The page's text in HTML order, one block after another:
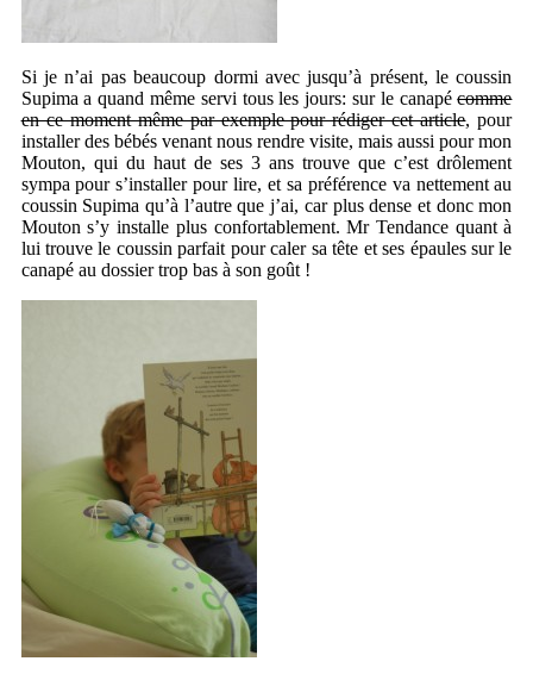
Si je n’ai pas beaucoup dormi avec jusqu’à présent, le coussin
Supima a quand même servi tous les jours: sur le canapécomme
en ce moment même par exemple pour rédiger cet article, pour
installer des bébés venant nous rendre visite, mais aussi pour mon
Mouton, qui du haut de ses 3 ans trouve que c’est drôlement
sympa pour s’installer pour lire, et sa préférence va nettement au
coussin Supima qu’à l’autre que j’ai, car plus dense et donc mon
Mouton s’y installe plus confortablement. Mr Tendance quant à
lui trouve le coussin parfait pour caler sa tête et ses épaules sur le
canapé au dossier trop bas à son goût !